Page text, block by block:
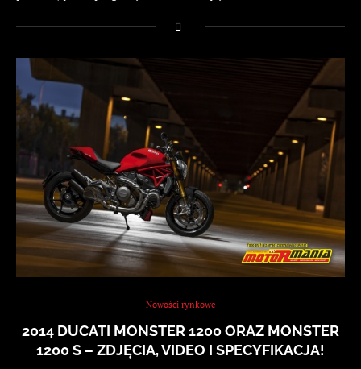
Nowości rynkowe
2014 DUCATI MONSTER 1200 ORAZ MONSTER
1200 S – ZDJĘCIA, VIDEO I SPECYFIKACJA!